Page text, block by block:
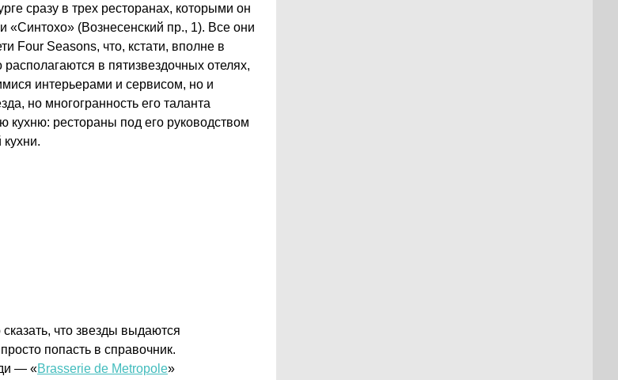
сразу в трех ресторанах, которыми он
«Синтохо» (Вознесенский пр., 1). Все они
Four Seasons, что, кстати, вполне в
в пятизвездочных отелях,
интерьерами и сервисом, но и
но многогранность его таланта
кухню: рестораны под его руководством
что звезды выдаются
попасть в справочник.
— «Brasserie de Metropole»